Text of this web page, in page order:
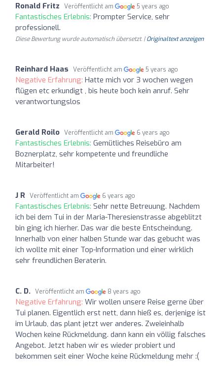
Ronald Fritz Veröffentlicht am 5 years ago
Fantastisches Erlebnis: Prompter Service, sehr
professionell.
Diese Bewertung wurde automatisch übersetzt. |Originaltext anzeigen
Reinhard Haas Veröffentlicht am 5 years ago
Negative Erfahrung: Hatte mich vor 3 wochen wegen
flügen etc erkundigt , bis heute boch kein anruf. Sehr
verantwortungslos
Gerald Roilo Veröffentlicht am 6 years ago
Fantastisches Erlebnis: Gemütliches Reisebüro am
Boznerplatz, sehr kompetente und freundliche
Mitarbeiter!
J R Veröffentlicht am 6 years ago
Fantastisches Erlebnis: Sehr nette Betreuung. Nachdem
ich bei dem Tui in der Maria-Theresienstrasse abgeblitzt
bin ging ich hierher. Das war die beste Entscheindung.
Innerhalb von einer halben Stunde war das gebucht was
ich wollte mit einer Top-Information und einer wirklich
sehr freundlichen Beraterin.
C. D. Veröffentlicht am 8 years ago
Negative Erfahrung: Wir wollen unsere Reise gerne über
Tui planen. Eigentlich erst nett, dann hieß es, derjenige ist
im Urlaub, das plant jetzt wer anderes. Zweieinhalb
Wochen keine Rückmeldung. dann kann ein völlig falsches
Angebot. Jetzt haben wir es wieder probiert und
bekommen seit einer Woche keine Rückmeldung mehr :(